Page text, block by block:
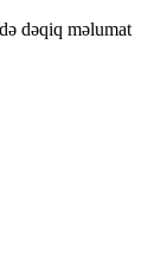
dəqiq məlumat